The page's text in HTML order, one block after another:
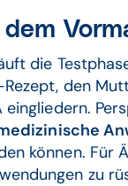
die
den
eingliedern.
können.
zu